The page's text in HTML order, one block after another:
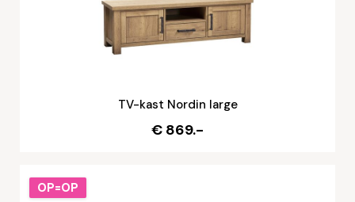
TV-kast Nordin large
€ 869.-
OP=OP